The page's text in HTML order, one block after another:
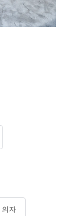
의자